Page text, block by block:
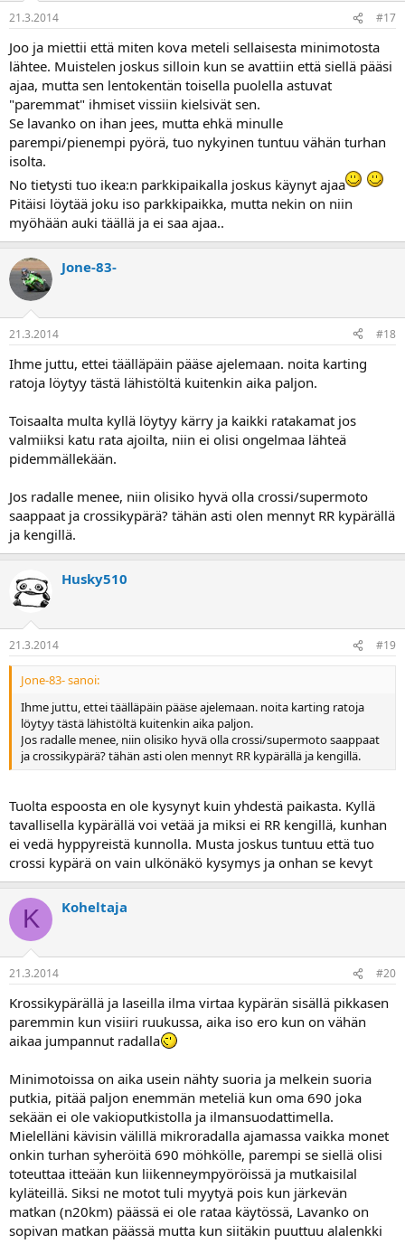
21.3.2014 #17
Joo ja miettii että miten kova meteli sellaisesta minimotosta
lähtee. Muistelen joskus silloin kun se avattiin että siellä pääsi
ajaa, mutta sen lentokentän toisella puolella astuvat
"paremmat" ihmiset vissiin kielsivät sen.
Se lavanko on ihan jees, mutta ehkä minulle
parempi/pienempi pyörä, tuo nykyinen tuntuu vähän turhan
isolta.
No tietysti tuo ikea:n parkkipaikalla joskus käynyt ajaa
Pitäisi löytää joku iso parkkipaikka, mutta nekin on niin
myöhään auki täällä ja ei saa ajaa..
Jone-83-
21.3.2014 #18
Ihme juttu, ettei täälläpäin pääse ajelemaan. noita karting
ratoja löytyy tästä lähistöltä kuitenkin aika paljon.
Toisaalta multa kyllä löytyy kärry ja kaikki ratakamat jos
valmiiksi katu rata ajoilta, niin ei olisi ongelmaa lähteä
pidemmällekään.
Jos radalle menee, niin olisiko hyvä olla crossi/supermoto
saappaat ja crossikypärä? tähän asti olen mennyt RR kypärällä
ja kengillä.
Husky510
21.3.2014 #19
Jone-83- sanoi:
Ihme juttu, ettei täälläpäin pääse ajelemaan. noita karting ratoja
löytyy tästä lähistöltä kuitenkin aika paljon.
Jos radalle menee, niin olisiko hyvä olla crossi/supermoto saappaat
ja crossikypärä? tähän asti olen mennyt RR kypärällä ja kengillä.
Tuolta espoosta en ole kysynyt kuin yhdestä paikasta. Kyllä
tavallisella kypärällä voi vetää ja miksi ei RR kengillä, kunhan
ei vedä hyppyreistä kunnolla. Musta joskus tuntuu että tuo
crossi kypärä on vain ulkönäkö kysymys ja onhan se kevyt
K Koheltaja
21.3.2014 #20
Krossikypärällä ja laseilla ilma virtaa kypärän sisällä pikkasen
paremmin kun visiiri ruukussa, aika iso ero kun on vähän
aikaa jumpannut radalla
Minimotoissa on aika usein nähty suoria ja melkein suoria
putkia, pitää paljon enemmän meteliä kun oma 690 joka
sekään ei ole vakioputkistolla ja ilmansuodattimella.
Mielelläni kävisin välillä mikroradalla ajamassa vaikka monet
onkin turhan syheröitä 690 möhkölle, parempi se siellä olisi
toteuttaa itteään kun liikenneympyöröissä ja mutkaisilal
kyläteillä. Siksi ne motot tuli myytyä pois kun järkevän
matkan (n20km) päässä ei ole rataa käytössä, Lavanko on
sopivan matkan päässä mutta kun siitäkin puuttuu alalenkki